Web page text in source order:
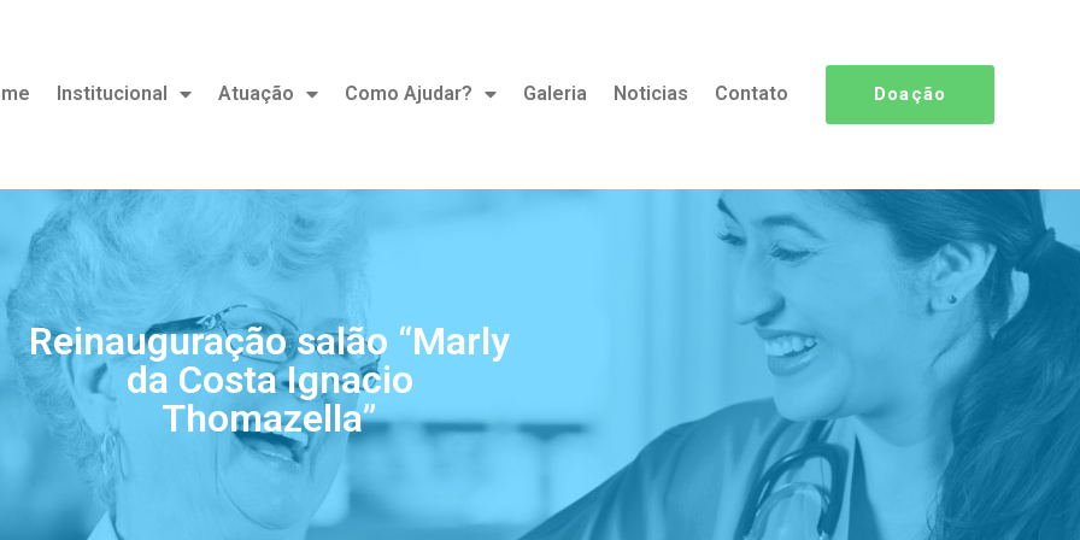
Institucional Atuação Como Ajudar? Galeria Noticias Contato Doação
Reinauguração salão “Marly
da Costa Ignacio
Thomazella”